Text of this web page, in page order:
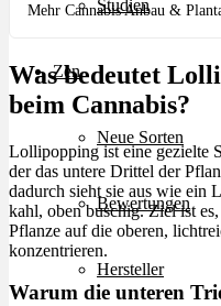
Studien
Zen
Neue Sorten
Bewertungen
Hersteller
Mehr Cannabis Anbau &
Was bedeutet
beim Cannabis?
Lollipopping ist eine gezielte
der das untere Drittel der
dadurch sieht sie aus wie ein
kahl, oben buschig. Ziel ist
Pflanze auf die oberen,
konzentrieren.
Warum die unteren